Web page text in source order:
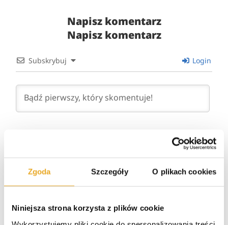
Zgoda Szczegóły O plikach cookies
Niniejsza strona korzysta z plików cookie
Napisz komentarz
Napisz komentarz
Subskrybuj Login